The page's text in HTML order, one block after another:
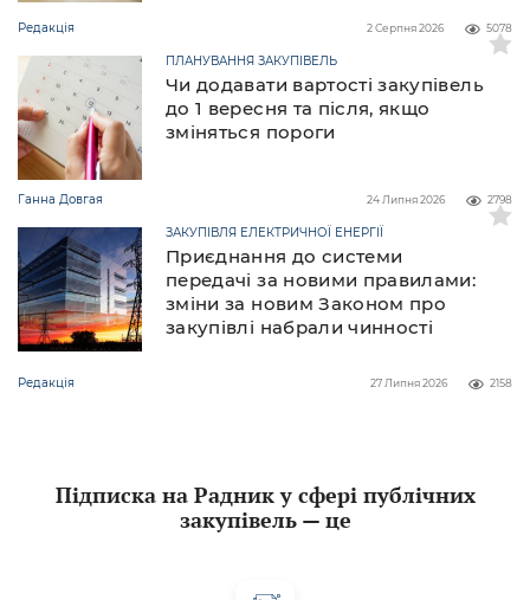
Редакція 5078
2 Серпня 2026
Чи додавати вартості закупівель
до 1 вересня та після, якщо
зміняться пороги
ПЛАНУВАННЯ ЗАКУПІВЕЛЬ
Ганна Довгая 2798
24 Липня 2026
Приєднання до системи
передачі за новими правилами:
зміни за новим Законом про
закупівлі набрали чинності
ЗАКУПІВЛЯ ЕЛЕКТРИЧНОЇ ЕНЕРГІЇ
Редакція 2158
27 Липня 2026
Підписка на Радник у сфері публічних
закупівель — це